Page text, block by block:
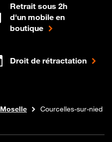
Retrait sous 2h
d'un mobile en
boutique
Droit de rétractation
Moselle Courcelles-sur-nied